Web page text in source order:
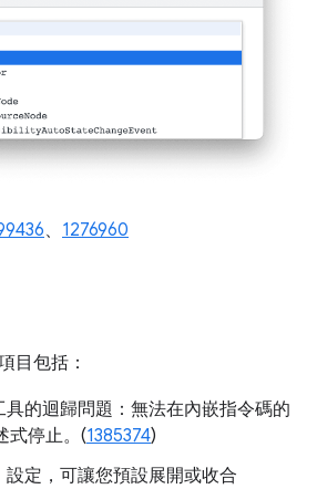
、 1276960
目包括：
的迴歸問題：無法在內嵌指令碼的
式停止。(1385374)
設定，可讓您預設展開或收合